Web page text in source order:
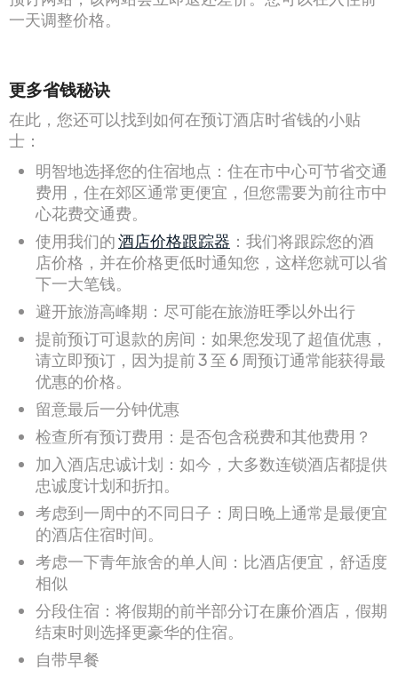
一天调整价格。
更多省钱秘诀
在此，您还可以找到如何在预订酒店时省钱的小贴
士：
明智地选择您的住宿地点：住在市中心可节省交通
费用，住在郊区通常更便宜，但您需要为前往市中
心花费交通费。
使用我们的酒店价格跟踪器 ：我们将跟踪您的酒
店价格，并在价格更低时通知您，这样您就可以省
下一大笔钱。
避开旅游高峰期：尽可能在旅游旺季以外出行
提前预订可退款的房间：如果您发现了超值优惠，
请立即预订，因为提前 3 至 6 周预订通常能获得最
优惠的价格。
留意最后一分钟优惠
检查所有预订费用：是否包含税费和其他费用？
加入酒店忠诚计划：如今，大多数连锁酒店都提供
忠诚度计划和折扣。
考虑到一周中的不同日子：周日晚上通常是最便宜
的酒店住宿时间。
考虑一下青年旅舍的单人间：比酒店便宜，舒适度
相似
分段住宿：将假期的前半部分订在廉价酒店，假期
结束时则选择更豪华的住宿。
自带早餐